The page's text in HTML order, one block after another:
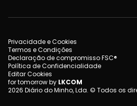
Privacidade e Cookies
Termos e Condições
Declaração de compromisso FSC®
Política de Confidencialidade
Editar Cookies
for tomorrow by LKCOM
2026 Diário do Minho, Lda. © Todos os